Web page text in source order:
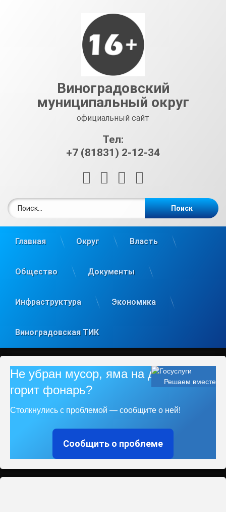
Виноградовский
муниципальный округ
официальный сайт
Тел:
+7 (81831) 2-12-34
RSS E-mailВКонтакте
Главная Округ Власть
Общество Документы
Инфраструктура Экономика
Виноградовская ТИК
Решаем вместе
Не убран мусор, яма на дороге, не
горит фонарь?
Столкнулись с проблемой — сообщите о ней!
Сообщить о проблеме